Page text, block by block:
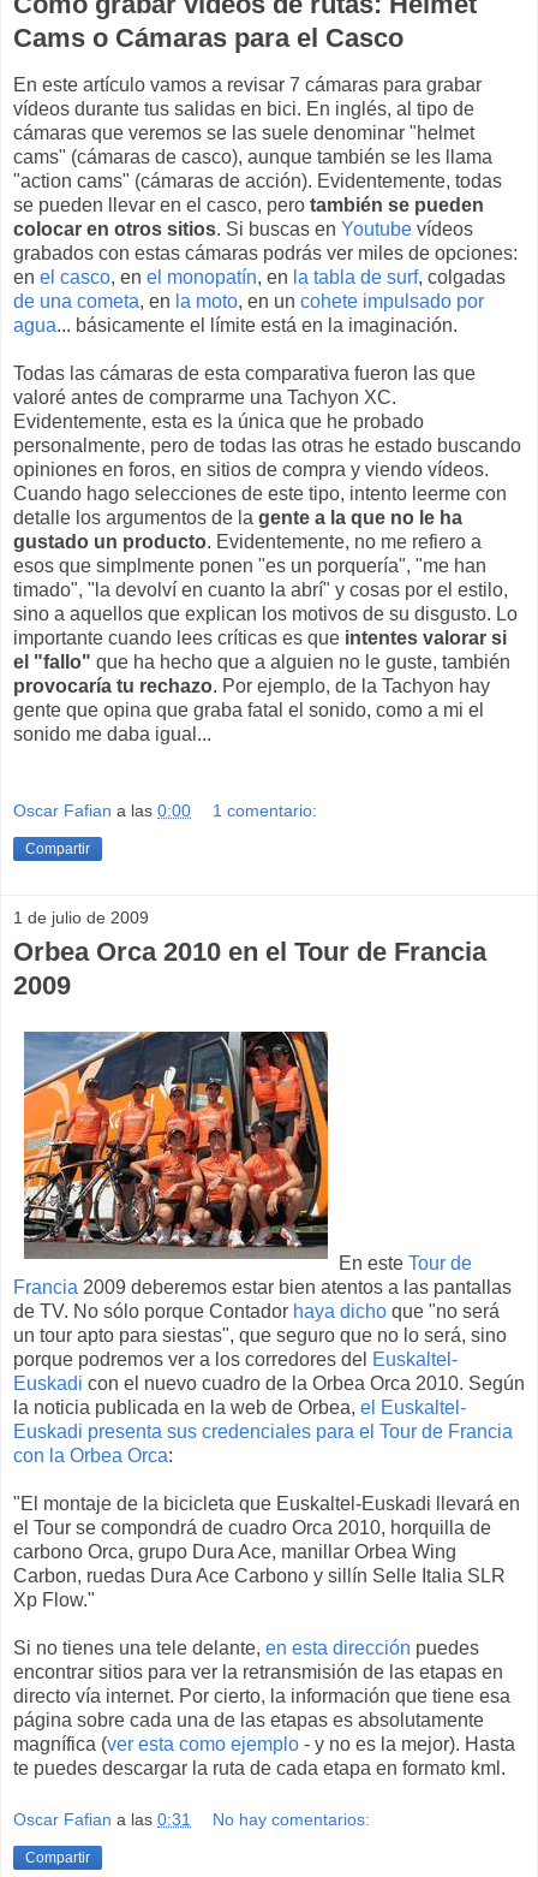
Cams o Cámaras para el Casco
En este artículo vamos a revisar 7 cámaras para grabar
vídeos durante tus salidas en bici. En inglés, al tipo de
cámaras que veremos se las suele denominar "helmet
cams" (cámaras de casco), aunque también se les llama
"action cams" (cámaras de acción). Evidentemente, todas
se pueden llevar en el casco, pero también se pueden
colocar en otros sitios. Si buscas en Youtube vídeos
grabados con estas cámaras podrás ver miles de opciones:
en el casco, en el monopatín, en la tabla de surf, colgadas
de una cometa, en la moto, en un cohete impulsado por
agua... básicamente el límite está en la imaginación.
Todas las cámaras de esta comparativa fueron las que
valoré antes de comprarme una Tachyon XC.
Evidentemente, esta es la única que he probado
personalmente, pero de todas las otras he estado buscando
opiniones en foros, en sitios de compra y viendo vídeos.
Cuando hago selecciones de este tipo, intento leerme con
detalle los argumentos de la gente a la que no le ha
gustado un producto. Evidentemente, no me refiero a
esos que simplmente ponen "es un porquería", "me han
timado", "la devolví en cuanto la abrí" y cosas por el estilo,
sino a aquellos que explican los motivos de su disgusto. Lo
importante cuando lees críticas es que intentes valorar si
el "fallo" que ha hecho que a alguien no le guste, también
provocaría tu rechazo. Por ejemplo, de la Tachyon hay
gente que opina que graba fatal el sonido, como a mi el
sonido me daba igual...
Oscar Fafian a las 0:00 1 comentario:
Compartir
1 de julio de 2009
Orbea Orca 2010 en el Tour de Francia
2009
En este Tour de
Francia 2009 deberemos estar bien atentos a las pantallas
de TV. No sólo porque Contador haya dicho que "no será
un tour apto para siestas", que seguro que no lo será, sino
porque podremos ver a los corredores del Euskaltel-
Euskadi con el nuevo cuadro de la Orbea Orca 2010. Según
la noticia publicada en la web de Orbea, el Euskaltel-
Euskadi presenta sus credenciales para el Tour de Francia
con la Orbea Orca:
"El montaje de la bicicleta que Euskaltel-Euskadi llevará en
el Tour se compondrá de cuadro Orca 2010, horquilla de
carbono Orca, grupo Dura Ace, manillar Orbea Wing
Carbon, ruedas Dura Ace Carbono y sillín Selle Italia SLR
Xp Flow."
Si no tienes una tele delante, en esta dirección puedes
encontrar sitios para ver la retransmisión de las etapas en
directo vía internet. Por cierto, la información que tiene esa
página sobre cada una de las etapas es absolutamente
magnífica (ver esta como ejemplo - y no es la mejor). Hasta
te puedes descargar la ruta de cada etapa en formato kml.
Oscar Fafian a las 0:31 No hay comentarios:
Compartir